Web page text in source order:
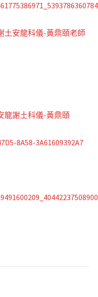
土安龍科儀-黃鼎頤老師
龍謝土科儀-黃鼎頤
8A58-3A61609392A7